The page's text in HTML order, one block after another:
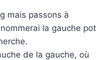
mais passons à
la gauche pot
de la gauche, où